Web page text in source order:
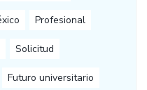
Profesional
Solicitud
Futuro universitario